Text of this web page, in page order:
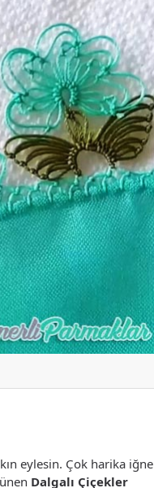
eylesin. Çok harika iğne
Dalgalı Çiçekler